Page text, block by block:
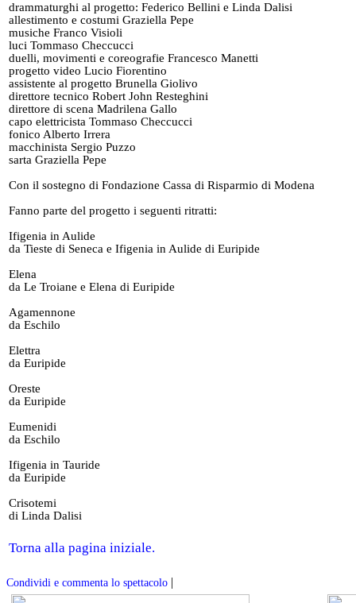
drammaturghi al progetto: Federico Bellini e Linda Dalisi
allestimento e costumi Graziella Pepe
musiche Franco Visioli
luci Tommaso Checcucci
duelli, movimenti e coreografie Francesco Manetti
progetto video Lucio Fiorentino
assistente al progetto Brunella Giolivo
direttore tecnico Robert John Resteghini
direttore di scena Madrilena Gallo
capo elettricista Tommaso Checcucci
fonico Alberto Irrera
macchinista Sergio Puzzo
sarta Graziella Pepe
Con il sostegno di Fondazione Cassa di Risparmio di Modena
Fanno parte del progetto i seguenti ritratti:
Ifigenia in Aulide
da Tieste di Seneca e Ifigenia in Aulide di Euripide
Elena
da Le Troiane e Elena di Euripide
Agamennone
da Eschilo
Elettra
da Euripide
Oreste
da Euripide
Eumenidi
da Eschilo
Ifigenia in Tauride
da Euripide
Crisotemi
di Linda Dalisi
Torna alla pagina iniziale.
Condividi e commenta lo spettacolo |